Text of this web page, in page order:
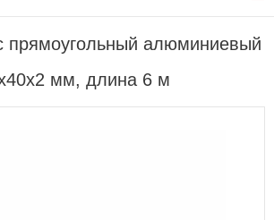
прямоугольный алюминиевый
мм, длина 6 м